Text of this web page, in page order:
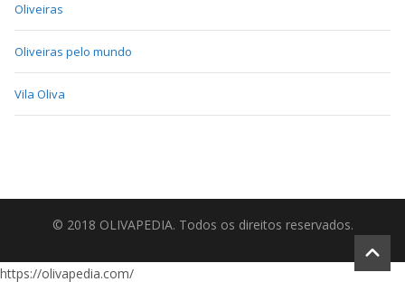
Oliveiras
Oliveiras pelo mundo
Vila Oliva
© 2018 OLIVAPEDIA. Todos os direitos reservados.
https://olivapedia.com/